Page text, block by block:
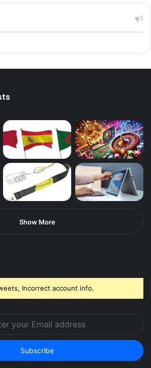
Show More
Incorrect account info.